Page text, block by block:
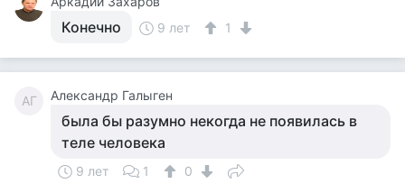
Конечно 9 лет 1
АГ Александр Галыген
была бы разумно некогда не появилась в
теле человека
9 лет 1 0